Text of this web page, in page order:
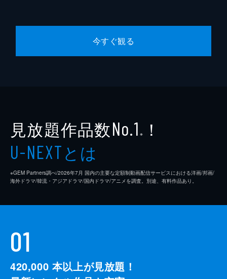
て流民を広場に集め、1人ずつ登記をさせて
37分
今すぐ観る
見放題作品数No.1 ※ ！
U-NEXTとは
※GEM Partners調べ/2026年7⽉ 国内の主要な定額制動画配信サービスにおける洋画/邦画/
海外ドラマ/韓流・アジアドラマ/国内ドラマ/アニメを調査。別途、有料作品あり。
01
420,000 本以上が見放題！